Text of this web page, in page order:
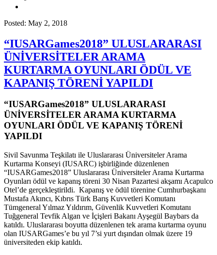
Posted: May 2, 2018
“IUSARGames2018” ULUSLARARASI
ÜNİVERSİTELER ARAMA
KURTARMA OYUNLARI ÖDÜL VE
KAPANIŞ TÖRENİ YAPILDI
“IUSARGames2018” ULUSLARARASI
ÜNİVERSİTELER ARAMA KURTARMA
OYUNLARI ÖDÜL VE KAPANIŞ TÖRENİ
YAPILDI
Sivil Savunma Teşkilatı ile Uluslararası Üniversiteler Arama
Kurtarma Konseyi (IUSARC) işbirliğinde düzenlenen
“IUSARGames2018” Uluslararası Üniversiteler Arama Kurtarma
Oyunları ödül ve kapanış töreni 30 Nisan Pazartesi akşamı Acapulco
Otel’de gerçekleştirildi. Kapanış ve ödül törenine Cumhurbaşkanı
Mustafa Akıncı, Kıbrıs Türk Barış Kuvvetleri Komutanı
Tümgeneral Yılmaz Yıldırım, Güvenlik Kuvvetleri Komutanı
Tuğgeneral Tevfik Algan ve İçişleri Bakanı Ayşegül Baybars da
katıldı. Uluslararası boyutta düzenlenen tek arama kurtarma oyunu
olan IUSARGames’e bu yıl 7’si yurt dışından olmak üzere 19
üniversiteden ekip katıldı.